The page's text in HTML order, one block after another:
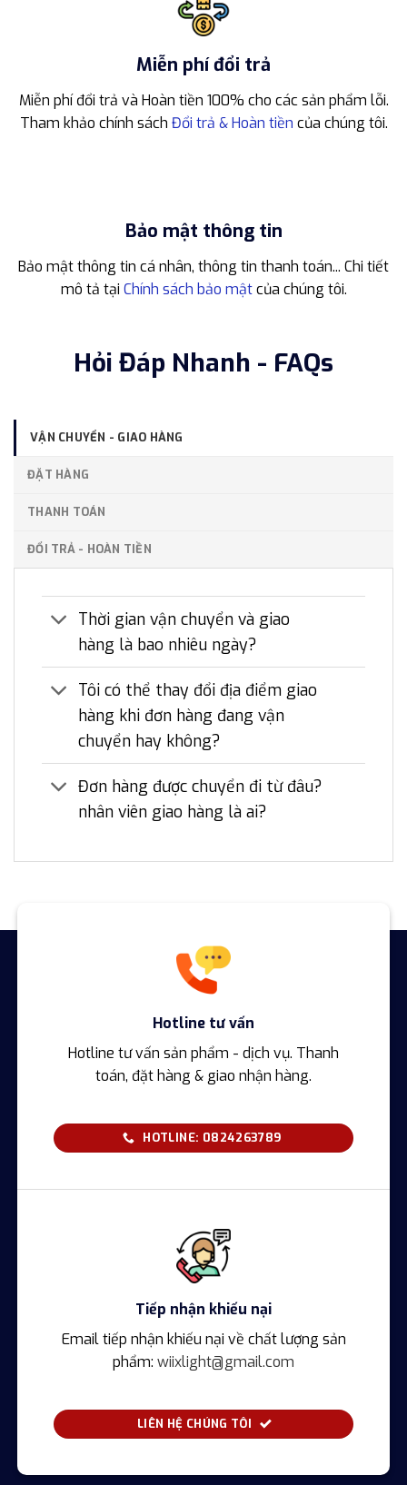
Miễn phí đổi trả
Miễn phí đổi trả và Hoàn tiền 100% cho các sản phẩm lỗi.
Tham khảo chính sách Đổi trả & Hoàn tiền của chúng tôi.
Bảo mật thông tin
Bảo mật thông tin cá nhân, thông tin thanh toán... Chi tiết
mô tả tại Chính sách bảo mậtcủa chúng tôi.
Hỏi Đáp Nhanh - FAQs
VẬN CHUYỂN - GIAO HÀNG
ĐẶT HÀNG
THANH TOÁN
ĐỔI TRẢ - HOÀN TIỀN
Thời gian vận chuyển và giao
hàng là bao nhiêu ngày?
Tôi có thể thay đổi địa điểm giao
hàng khi đơn hàng đang vận
chuyển hay không?
Đơn hàng được chuyển đi từ đâu?
nhân viên giao hàng là ai?
Hotline tư vấn
Hotline tư vấn sản phẩm - dịch vụ. Thanh
toán, đặt hàng & giao nhận hàng.
HOTLINE: 0824263789
Tiếp nhận khiếu nại
Email tiếp nhận khiếu nại về chất lượng sản
phẩm: wiixlight@gmail.com
LIÊN HỆ CHÚNG TÔI